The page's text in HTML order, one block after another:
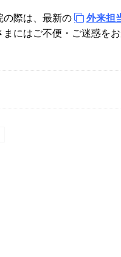
の際は、最新の 外来担
まにはご不便・ご迷惑を